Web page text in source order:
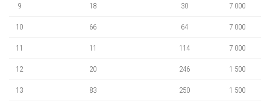
9 18 30 7 000
10 66 64 7 000
11 11 114 7 000
12 20 246 1 500
13 83 250 1 500